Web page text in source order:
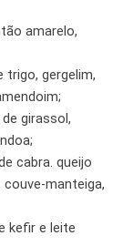
amarelo,
trigo, gergelim,
girassol,
cabra. queijo
manteiga,
kefir e leite